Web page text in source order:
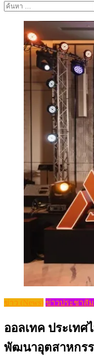
ค้นหา
ข่าว (News) ข่าวประชาสัม
ออลเทค ประเทศ
พัฒนาอุตสาหกร